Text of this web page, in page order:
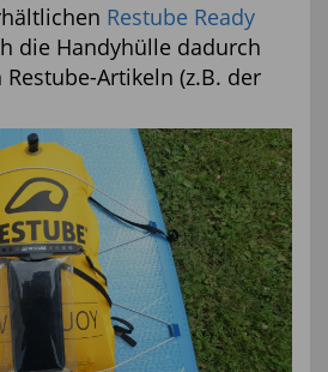
Restube Ready
die Handyhülle dadurch
Artikeln (z.B. der